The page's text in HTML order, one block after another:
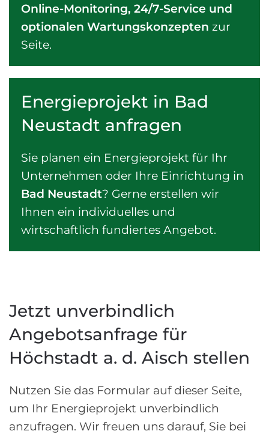
Online-Monitoring, 24/7-Service und
optionalen Wartungskonzepten zur
Seite.
Energieprojekt in Bad
Neustadt anfragen
Sie planen ein Energieprojekt für Ihr
Unternehmen oder Ihre Einrichtung in
Bad Neustadt? Gerne erstellen wir
Ihnen ein individuelles und
wirtschaftlich fundiertes Angebot.
Jetzt unverbindlich
Angebotsanfrage für
Höchstadt a. d. Aisch stellen
Nutzen Sie das Formular auf dieser Seite,
um Ihr Energieprojekt unverbindlich
anzufragen. Wir freuen uns darauf, Sie bei